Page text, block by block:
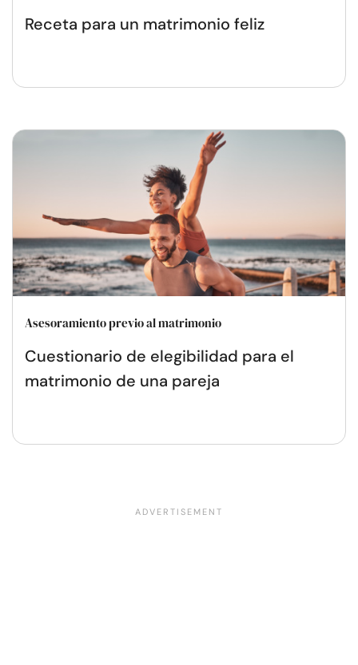
Receta para un matrimonio feliz
Asesoramiento previo al matrimonio
Cuestionario de elegibilidad para el
matrimonio de una pareja